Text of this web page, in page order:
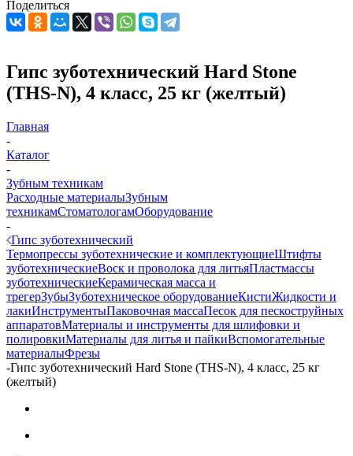
Поделиться
Гипс зуботехнический Hard Stone
(THS-N), 4 класс, 25 кг (желтый)
Главная
-
Каталог
-
Зубным техникам
Расходные материалыЗубным
техникамСтоматологамОборудование
-
Гипс зуботехнический
Термопрессы зуботехнические и комплектующиеШтифты
зуботехническиеВоск и проволока для литьяПластмассы
зуботехническиеКерамическая масса и
трегерЗубыЗуботехническое оборудованиеКистиЖидкости и
лакиИнструментыПаковочная массаПесок для пескоструйных
аппаратовМатериалы и инструменты для шлифовки и
полировкиМатериалы для литья и пайкиВспомогательные
материалыФрезы
-Гипс зуботехнический Hard Stone (THS-N), 4 класс, 25 кг
(желтый)